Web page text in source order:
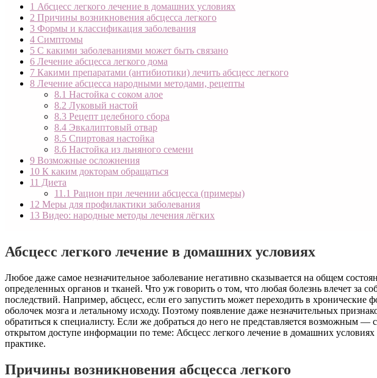
1 Абсцесс легкого лечение в домашних условиях
2 Причины возникновения абсцесса легкого
3 Формы и классификация заболевания
4 Симптомы
5 С какими заболеваниями может быть связано
6 Лечение абсцесса легкого дома
7 Какими препаратами (антибиотики) лечить абсцесс легкого
8 Лечение абсцесса народными методами, рецепты
8.1 Настойка с соком алое
8.2 Луковый настой
8.3 Рецепт целебного сбора
8.4 Эвкалиптовый отвар
8.5 Спиртовая настойка
8.6 Настойка из льняного семени
9 Возможные осложнения
10 К каким докторам обращаться
11 Диета
11.1 Рацион при лечении абсцесса (примеры)
12 Меры для профилактики заболевания
13 Видео: народные методы лечения лёгких
Абсцесс легкого лечение в домашних условиях
Любое даже самое незначительное заболевание негативно сказывается на общем
определенных органов и тканей. Что уж говорить о том, что любая болезнь влечет за
последствий. Например, абсцесс, если его запустить может переходить в
оболочек мозга и летальному исходу. Поэтому появление даже незначительных
обратиться к специалисту. Если же добраться до него не представляется возможным
открытом доступе информации по теме: Абсцесс легкого лечение в домашних
практике.
Причины возникновения абсцесса легкого